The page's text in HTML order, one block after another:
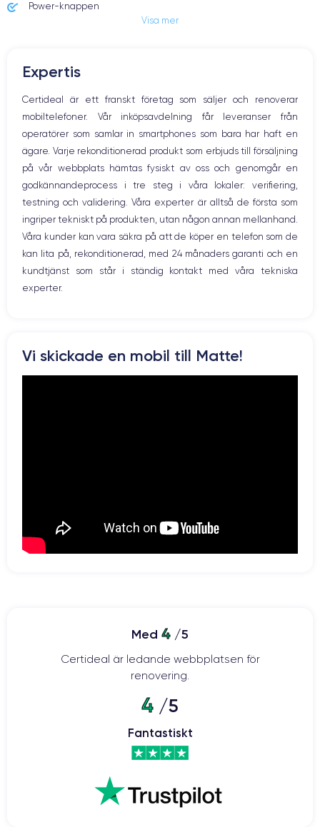
OLED 6.7 pouces
Puce A14 Bionic 6
Nom GPU
GPU 4 cœurs
Fréq. processeur
3.1 GHz
12 Mpx 12 Mpx
Résolution vidéo
4K - 3840 x 2160 px
Recharge rapide
Oui, minimum 20W
Batterie Type de SIM
Pour découvrir en détail les caractéristiques de ce smartphone,
Power-knappen
Högtalare
Hem-knappen
Bluetooth
WiFi
Nätverk
Vibration
Prise USB
Visa mer
Expertis
Certideal är ett franskt företag som säljer och renoverar
mobiltelefoner. Vår inköpsavdelning får leveranser från
operatörer som samlar in smartphones som bara har haft en
ägare. Varje rekonditionerad produkt som erbjuds till försäljning
på vår webbplats hämtas fysiskt av oss och genomgår en
godkännandeprocess i tre steg i våra lokaler: verifiering,
testning och validering. Våra experter är alltså de första som
ingriper tekniskt på produkten, utan någon annan mellanhand.
Våra kunder kan vara säkra på att de köper en telefon som de
kan lita på, rekonditionerad, med 24 månaders garanti och en
kundtjänst som står i ständig kontakt med våra tekniska
experter.
Vi skickade en mobil till Matte!
Med 4 /5
Certideal är ledande webbplatsen för
renovering.
4 /5
Fantastiskt